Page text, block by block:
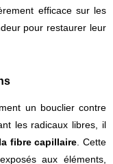
efficace sur les
pour restaurer leur
un bouclier contre
les radicaux libres, il
fibre capillaire . Cette
aux éléments,